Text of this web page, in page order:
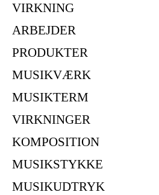
VIRKNING
ARBEJDER
PRODUKTER
MUSIKVÆRK
MUSIKTERM
VIRKNINGER
KOMPOSITION
MUSIKSTYKKE
MUSIKUDTRYK